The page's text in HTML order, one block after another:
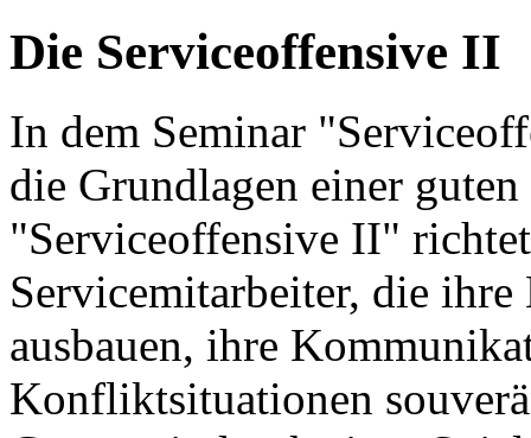
Die Serviceoffensive II
In dem Seminar
die Grundlagen einer
"Serviceoffensive II"
Servicemitarbeiter, die
ausbauen, ihre
Konfliktsituationen